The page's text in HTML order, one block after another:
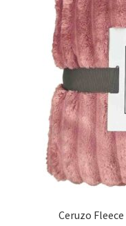
Ceruzo